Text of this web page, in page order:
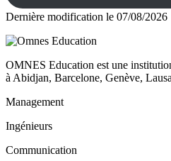
Dernière modification le 07/08/2026
OMNES Education est une
à Abidjan, Barcelone, Genève,
Management
Ingénieurs
Communication